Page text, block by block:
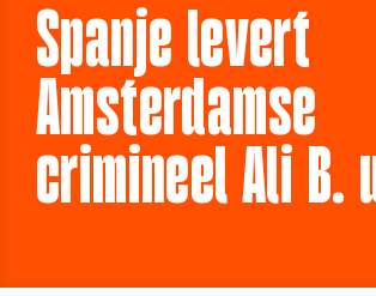
Spanje levert
Amsterdamse
crimineel Ali B.